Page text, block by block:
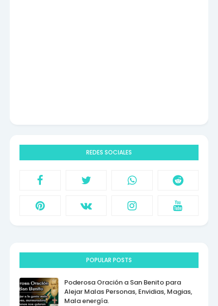
REDES SOCIALES
POPULAR POSTS
Poderosa Oración a San Benito para
Alejar Malas Personas, Envidias, Magias,
Mala energía.